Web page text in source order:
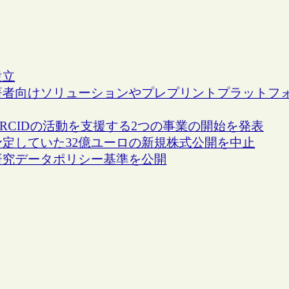
立
者向けソリューションやプレプリントプラットフ
の活動を支援する2つの事業の開始を発表
定していた32億ユーロの新規株式公開を中止
究データポリシー基準を公開